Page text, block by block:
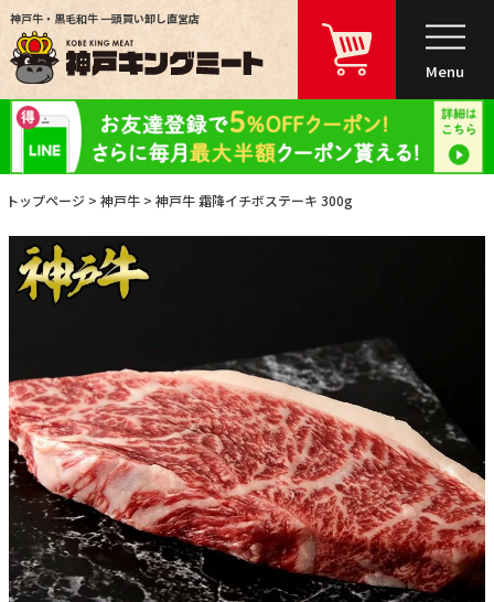
神戸牛・黒毛和牛 一頭買い卸し直営店
Menu
トップページ 神戸牛 神戸牛 霜降イチボステーキ 300g